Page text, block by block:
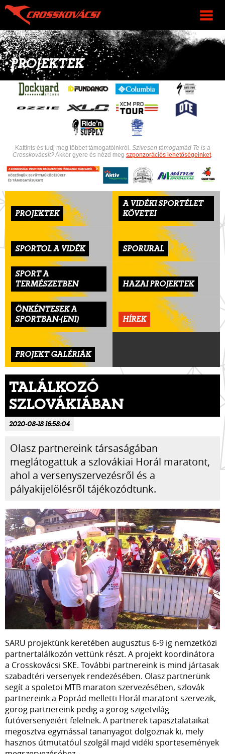
PROJEKTEK
Kattints és tudj meg többet támogatóinkról. Szívesen támogatnád Te is a
Crosskovácsit?Akkor gyere és nézd meg szponzorációs lehetőségeinket.
PROJEKTEK
A VIDÉKI SPORTÉLET
KÖVETEI
SPORTOL A VIDÉK SPORURAL
SPORT A
TERMÉSZETBEN
HAZAI PROJEKTEK
ÖNKÉNTESEK A
SPORTBAN-(ENI)
HÍREK
PROJEKT GALÉRIÁK
TALÁLKOZÓ
SZLOVÁKIÁBAN
2020-08-18 16:58:04
Olasz partnereink társaságában
meglátogattuk a szlovákiai Horál maratont,
ahol a versenyszervezésről és a
pályakijelölésről tájékozódtunk.
SARU projektünk keretében augusztus 6-9 ig nemzetközi
partnertalálkozón vettünk részt. A projekt koordinátora
a Crosskovácsi SKE. További partnereink is mind jártasak
szabadtéri versenyek rendezésében. Olasz partnerünk
segít a spoletoi MTB maraton szervezésében, szlovák
partnereink a Poprád melletti Horál maratont szervezik,
görög partnereink pedig a görög szigetvilág
futóversenyeiért felelnek. A partnerek tapasztalataikat
megosztva egymással tananyagot dolgoznak ki, mely
hasznos útmutatóul szolgál majd vidéki sportesemények